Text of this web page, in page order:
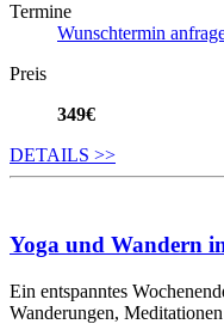
Termine
Wunschtermin
Preis
349€
DETAILS >>
Yoga und Wandern
Ein entspanntes
Wanderungen,